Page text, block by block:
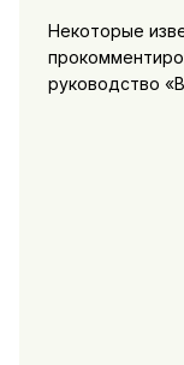
Некоторые
руководство